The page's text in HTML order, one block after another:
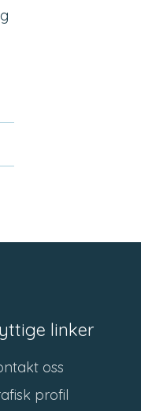
linker
oss
profil